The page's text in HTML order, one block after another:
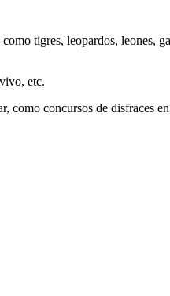
tigres, leopardos, leones,
etc.
como concursos de disfraces